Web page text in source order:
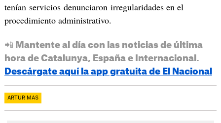
tenían servicios denunciaron irregularidades en el
procedimiento administrativo.
📲 Mantente al día con las noticias de última
hora de Catalunya, España e Internacional.
Descárgate aquí la app gratuita de El Nacional
ARTUR MAS